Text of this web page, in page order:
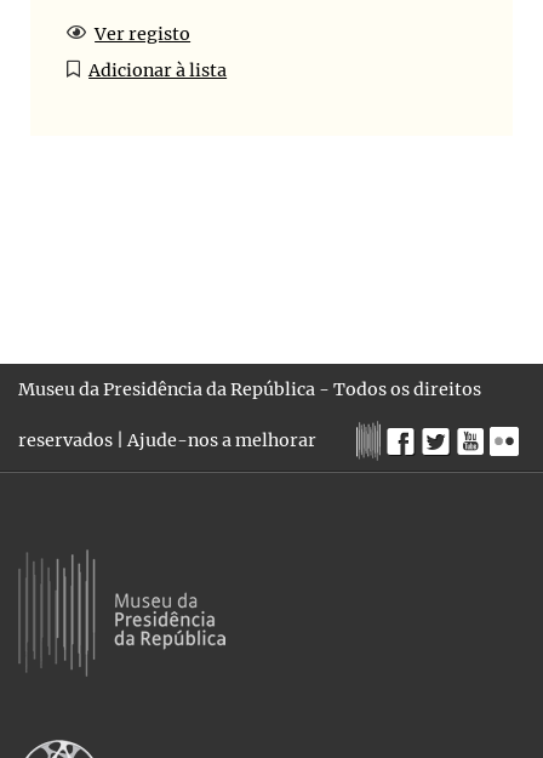
Ver registo
Adicionar à lista
Museu da Presidência da República - Todos os direitos
reservados |Ajude-nos a melhorar